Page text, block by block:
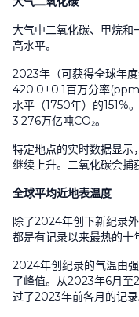
大气中二氧化碳、甲烷
高水平。
2023年（可获得全球年
420.0±0.1百万分率
水平（1750年）的151%
3.276万亿吨CO₂。
特定地点的实时数据显
继续上升。二氧化碳会捕
全球平均近地表温度
除了2024年创下新纪录
都是有记录以来最热的十
2024年创纪录的气温由
了峰值。从2023年6月至
过了2023年前各月的记录